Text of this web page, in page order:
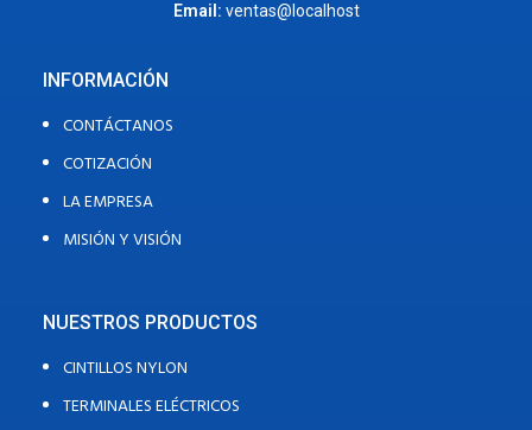
Email: ventas@localhost
INFORMACIÓN
CONTÁCTANOS
COTIZACIÓN
LA EMPRESA
MISIÓN Y VISIÓN
NUESTROS PRODUCTOS
CINTILLOS NYLON
TERMINALES ELÉCTRICOS